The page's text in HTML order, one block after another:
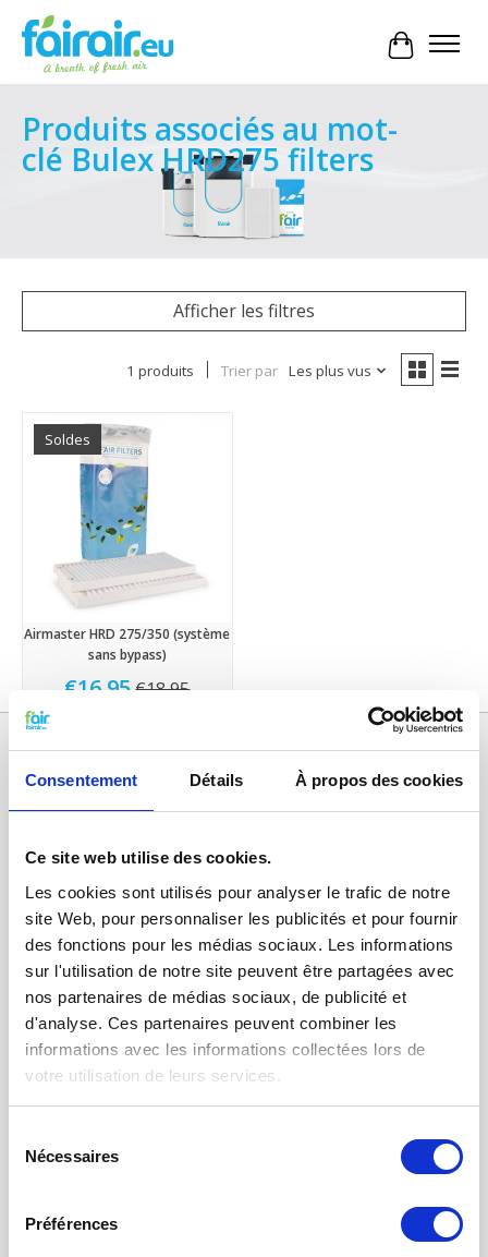
Consentement Détails À propos des cookies
Ce site web utilise des cookies.
Les cookies sont utilisés pour analyser le trafic de notre
site Web, pour personnaliser les publicités et pour fournir
des fonctions pour les médias sociaux. Les informations
sur l'utilisation de notre site peuvent être partagées avec
nos partenaires de médias sociaux, de publicité et
d'analyse. Ces partenaires peuvent combiner les
informations avec les informations collectées lors de
votre utilisation de leurs services.
Nécessaires
Préférences
Panier
Produits associés au mot-
clé Bulex HRD275 filters
Afficher les filtres
1 produits Trier par Les plus vus
Soldes
Airmaster HRD 275/350 (système
sans bypass)
€16,95 €18,95
Catégories
FILTRES VMC DOUBLE FLUX
FILTRE À AIR POUR CHAUFFAGE
TISSUS FILTRANTS ET MATS
COMMANDE DE MAINTENANCE